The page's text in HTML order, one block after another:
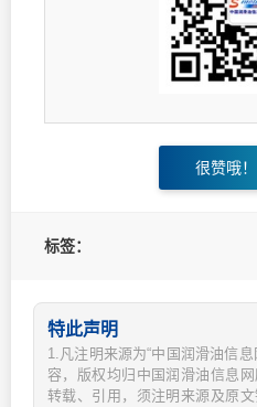
很赞哦
标签：
特此声明
1.凡注明来源为“中国润滑油信
容，版权均归中国润滑油信息
转载、引用，须注明来源及原